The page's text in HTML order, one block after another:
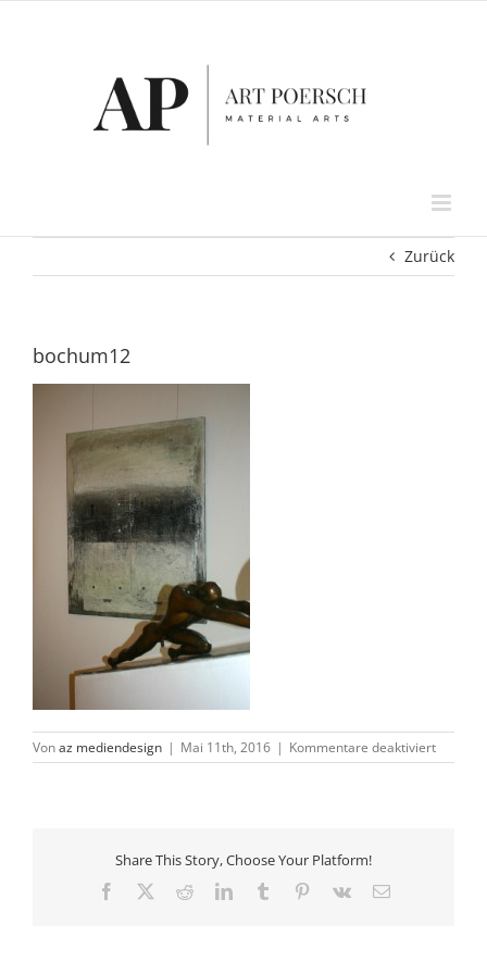
Zurück
bochum12
Vonaz mediendesign | Mai 11th, 2016 | Kommentare deaktiviertfür
Share This Story, Choose Your Platform!
Facebook RedditLinkedInTumblr Pinterest
Vk
E-